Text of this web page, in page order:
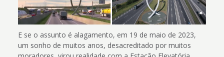
E se o assunto é alagamento, em 19 de maio de 2023,
um sonho de muitos anos, desacreditado por muitos